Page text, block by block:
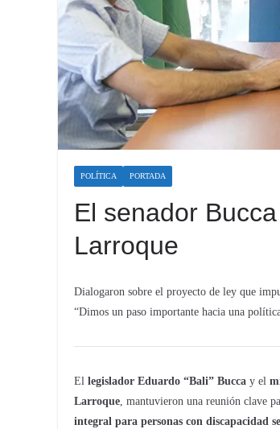
POLÍTICA PORTADA
El senador
Larroque
Dialogaron sobre el proyecto de ley que
“Dimos un paso importante hacia una
El legislador Eduardo “Bali” Bucca y el
Larroque, mantuvieron una reunión clave
integral para personas con discapacidad